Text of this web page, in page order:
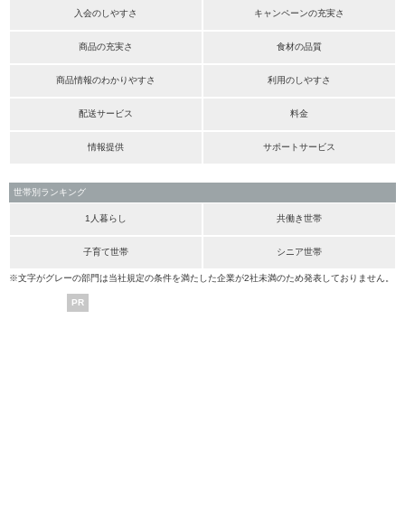
入会のしやすさ キャンペーンの充実さ
商品の充実さ 食材の品質
商品情報のわかりやすさ 利用のしやすさ
配送サービス 料金
情報提供 サポートサービス
世帯別ランキング
1人暮らし 共働き世帯
子育て世帯 シニア世帯
※文字がグレーの部門は当社規定の条件を満たした企業が2社未満のため発表しておりません。
PR